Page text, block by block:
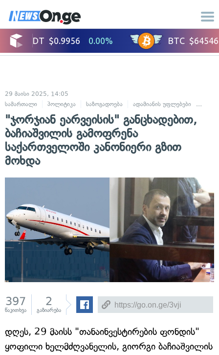
29 მაისი 2025, 14:05
სამართალი
პოლიტიკა საზოგადოება ადამიანის უფლებები
"ჯორჯიან ეარვეისის" განცხადებით,
ბაჩიაშვილის გამოფრენა
საქართველოში კანონიერი გზით
მოხდა
397
წაკითხვა
2
გაზიარება
დღეს, 29 მაისს "თანაინვესტირების ფონდის"
ყოფილი ხელმძღვანელის, გიორგი ბაჩიაშვილის